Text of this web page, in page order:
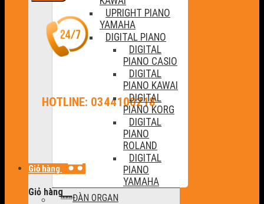
HOTLINE: 0344100218
Giỏ hàng
Giỏ hàng
UPRIGHT PIANO
YAMAHA
DIGITAL PIANO
DIGITAL
PIANO CASIO
DIGITAL
PIANO KAWAI
DIGITAL
PIANO KORG
DIGITAL
PIANO
ROLAND
DIGITAL
PIANO
YAMAHA
ĐÀN ORGAN